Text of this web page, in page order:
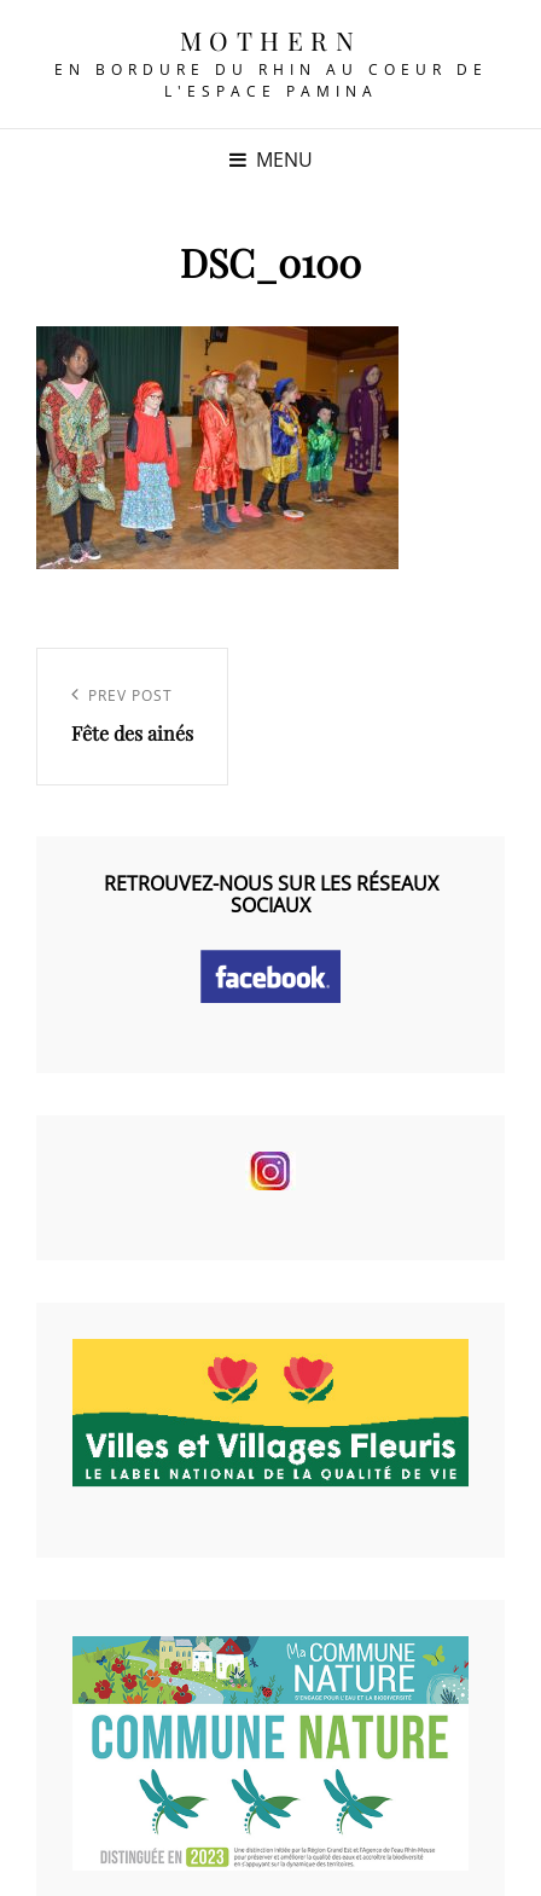
MOTHERN
EN BORDURE DU RHIN AU COEUR DE
L'ESPACE PAMINA
MENU
DSC_0100
l’article
Previous
Post
PREV POST
Fête des ainés
RETROUVEZ-NOUS SUR LES RÉSEAUX
SOCIAUX